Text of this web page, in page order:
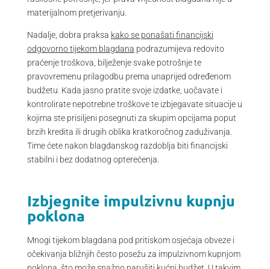
materijalnom pretjerivanju.
Nadalje, dobra praksa kako se ponašati financijski
odgovorno tijekom blagdana podrazumijeva redovito
praćenje troškova, bilježenje svake potrošnje te
pravovremenu prilagodbu prema unaprijed određenom
budžetu. Kada jasno pratite svoje izdatke, uočavate i
kontrolirate nepotrebne troškove te izbjegavate situacije u
kojima ste prisiljeni posegnuti za skupim opcijama poput
brzih kredita ili drugih oblika kratkoročnog zaduživanja.
Time ćete nakon blagdanskog razdoblja biti financijski
stabilni i bez dodatnog opterećenja.
Izbjegnite impulzivnu kupnju
poklona
Mnogi tijekom blagdana pod pritiskom osjećaja obveze i
očekivanja bližnjih često posežu za impulzivnom kupnjom